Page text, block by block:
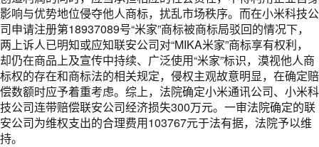
影响与优势地位侵夺他人商标，扰乱市场秩序。而在小米科技公
司申请注册第18937089号“米家”商标被商标局驳回的情况下，
两上诉人已明知或应知联安公司对“MIKA米家”商标享有权利，
却仍在商品上及宣传中持续、广泛使用“米家”标识，漠视他人商
标权的存在和商标法的相关规定，侵权主观故意明显，在确定赔
偿数额时应予着重考虑。综上，法院确定小米通讯公司、小米科
技公司连带赔偿联安公司经济损失300万元。一审法院确定的联
安公司为维权支出的合理费用103767元于法有据，法院予以维
持。